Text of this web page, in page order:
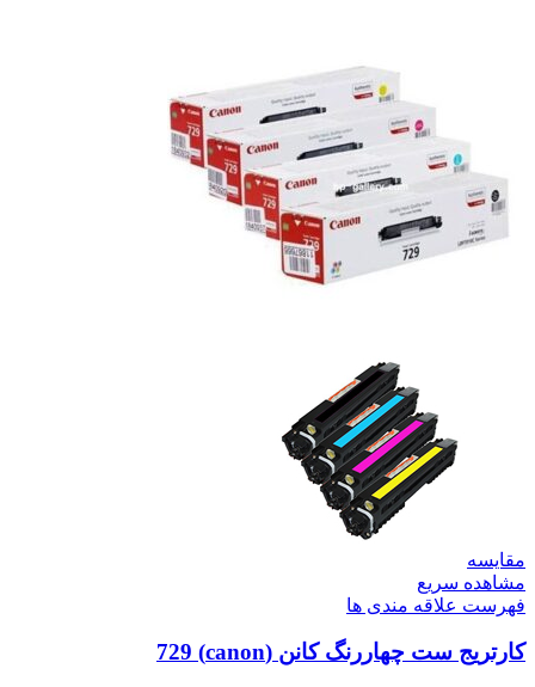
مقایسه
مشاهده سریع
فهرست علاقه مندی ها
کارتریج ست چهاررنگ کانن (canon) 729